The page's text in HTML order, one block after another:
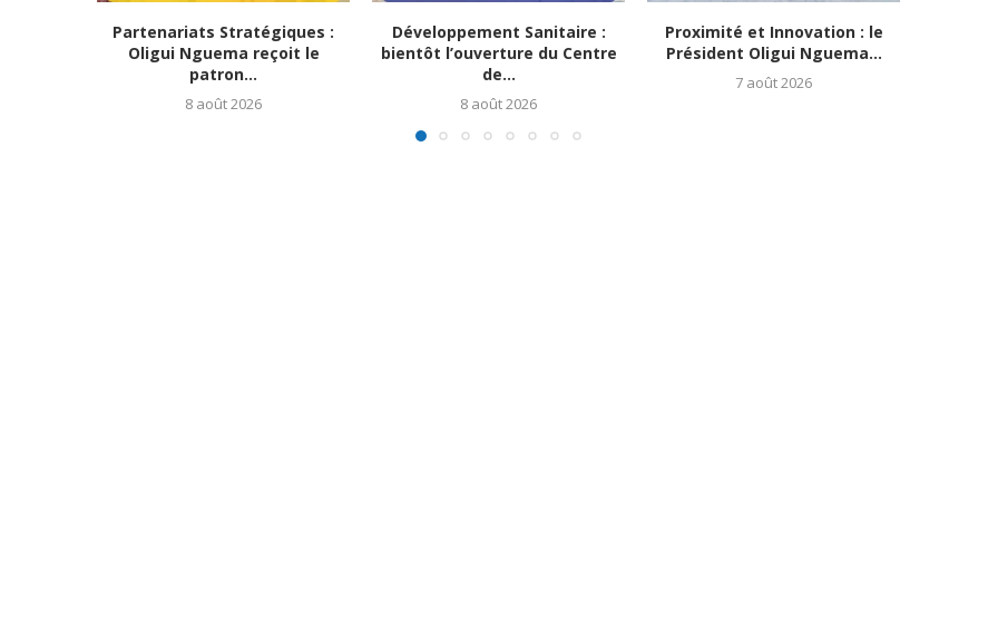
Partenariats Stratégiques :
Oligui Nguema reçoit le
patron...
8 août 2026
Développement Sanitaire :
bientôt l’ouverture du Centre
de...
8 août 2026
Proximité et Innovation : le
Président Oligui Nguema...
7 août 2026
Gabon/